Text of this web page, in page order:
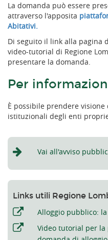
La domanda può essere
attraverso l'apposita
Abitativi.
Di seguito il link alla pagina
video-tutorial di Regione
presentare la domanda.
Per
È possibile prendere visione
istituzionali degli enti
Vai all'avviso
Links utili Regione
Alloggio pubblico:
Video tutorial per